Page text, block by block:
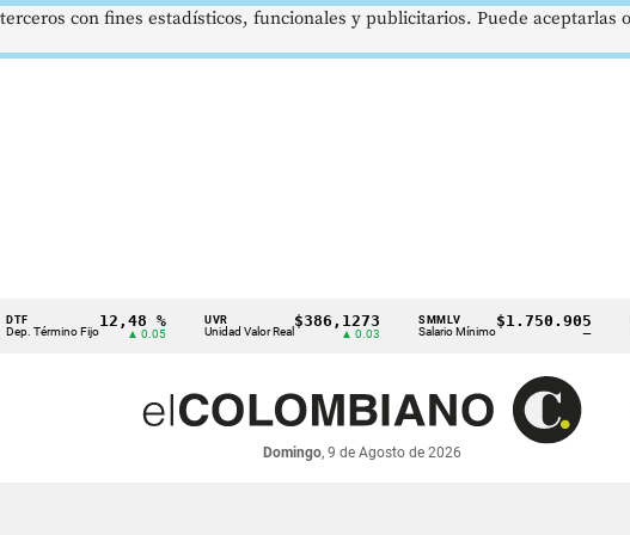
Fijo
12,48 %
▲ 0.05
UVR
Unidad Valor Real
$386,1273 SMMLV
Salario Mínimo
$1.750.905 BRENT
Domingo, 9 de Agosto de 2026
con fines estadísticos, funcionales y publicitarios. Puede aceptarlas